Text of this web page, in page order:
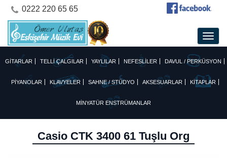
0222 220 65 65
GİTARLAR TELLİ ÇALGILAR YAYLILAR NEFESLİLER DAVUL / PERKÜSYON
PİYANOLAR KLAVYELER SAHNE / STÜDYO AKSESUARLAR KİTAPLAR
MİNYATÜR ENSTRÜMANLAR
Casio CTK 3400 61 Tuşlu Org